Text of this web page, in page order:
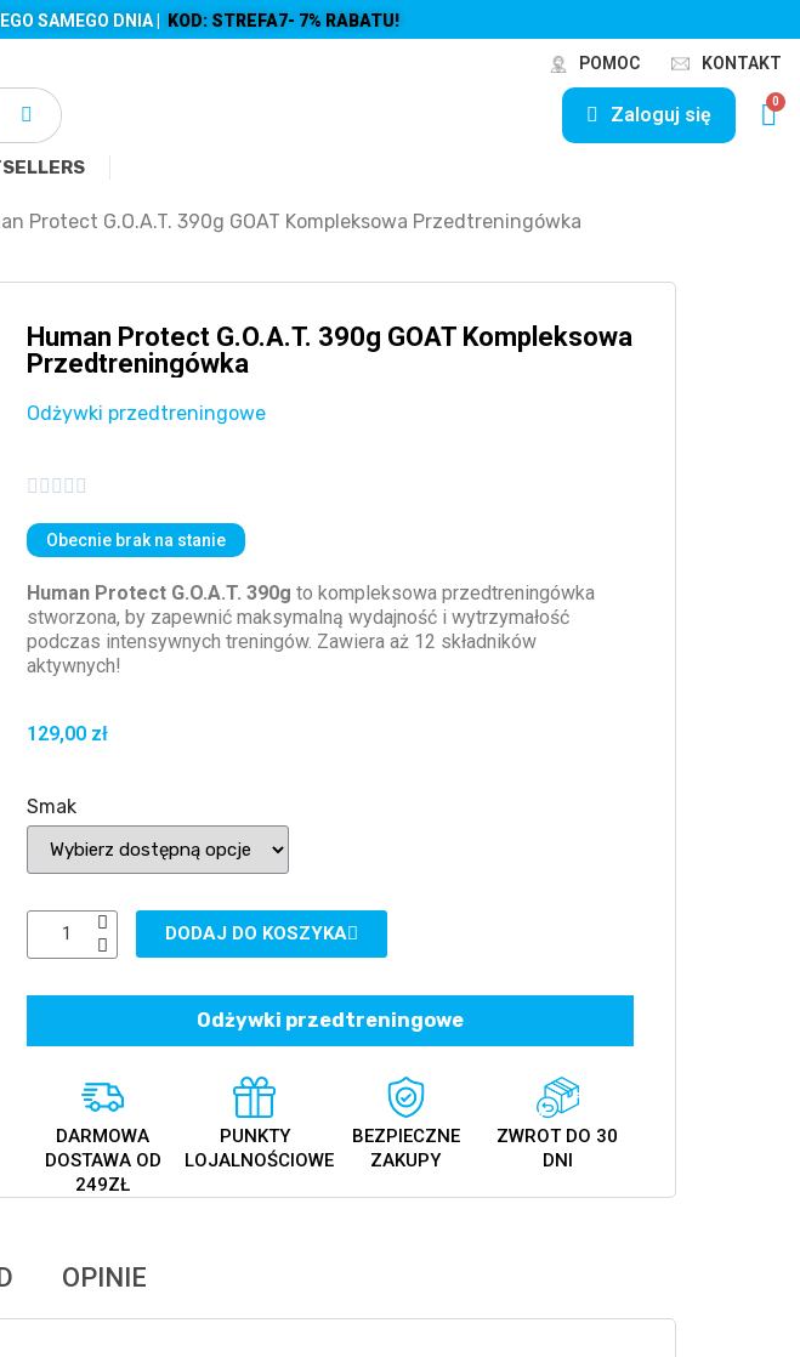
SAMEGO DNIA | KOD: STREFA7- 7% RABATU!
POMOC KONTAKT
Zaloguj się
Protect G.O.A.T. 390g GOAT Kompleksowa Przedtreningówka
Human Protect G.O.A.T. 390g GOAT Kompleksowa
Przedtreningówka
Odżywki przedtreningowe
    
Obecnie brak na stanie
Human Protect G.O.A.T. 390g to kompleksowa przedtreningówka
stworzona, by zapewnić maksymalną wydajność i wytrzymałość
podczas intensywnych treningów. Zawiera aż 12 składników
aktywnych!
129,00 zł
Smak
DODAJ DO KOSZYKA
Odżywki przedtreningowe
DARMOWA
DOSTAWA OD
249ZŁ
PUNKTY
LOJALNOŚCIOWE
BEZPIECZNE
ZAKUPY
ZWROT DO 30
DNI
OPINIE